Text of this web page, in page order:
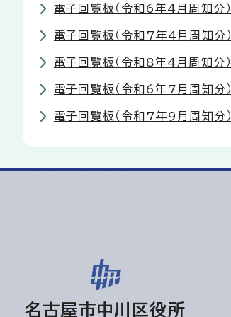
電子回覧板（令和6年4月周知分）
電子回覧板（令和7年4月周知分）
電子回覧板（令和8年4月周知分）
電子回覧板（令和6年7月周知分）
電子回覧板（令和7年9月周知分）
名古屋市中川区役所